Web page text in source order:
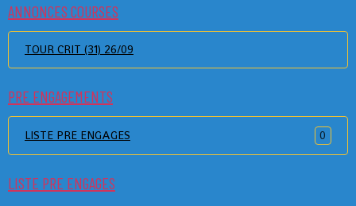
ANNONCES COURSES
TOUR CRIT (31) 26/09
PRE ENGAGEMENTS
LISTE PRE ENGAGES 0
LISTE PRE ENGAGES